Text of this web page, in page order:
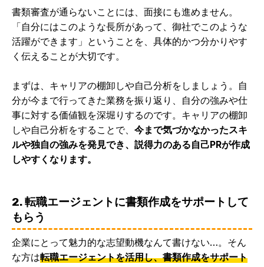
書類審査が通らないことには、面接にも進めません。
「自分にはこのような長所があって、御社でこのような
活躍ができます」ということを、具体的かつ分かりやす
く伝えることが大切です。
まずは、キャリアの棚卸しや自己分析をしましょう。自
分が今まで行ってきた業務を振り返り、自分の強みや仕
事に対する価値観を深堀りするのです。キャリアの棚卸
しや自己分析をすることで、 今まで気づかなかったスキ
ルや独自の強みを発見でき、説得力のある自己PRが作成
しやすくなります。
2. 転職エージェントに書類作成をサポートして
もらう
企業にとって魅力的な志望動機なんて書けない…。そん
な方は転職エージェントを活用し、書類作成をサポート